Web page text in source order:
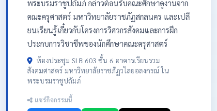
พระบรมราชูปถัมภ์ กล่าวต้อนรับคณะศึกษาดูงานจาก
คณะครุศาสตร์ มหาวิทยาลัยราชภัฏสกลนคร และเปลี
ยนเรียนรู้เกี๋ยวกับโครงการวิศวกรสังคมและการฝึก
ประกบการวิชาชีพของนักศึกษาคณะครุศาสตร์
ห้องประชุม SLB 603 ชั้น 6 อาคารเรียนรวม
สังคมศาสตร์ มหาวิทยาลัยราชภัฏวไลยอลงกรณ์ ใน
พระบรมราชูปถัมภ์
แชร์กิจกรรมนี้